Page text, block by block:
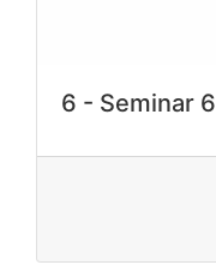
6 - Seminar 6